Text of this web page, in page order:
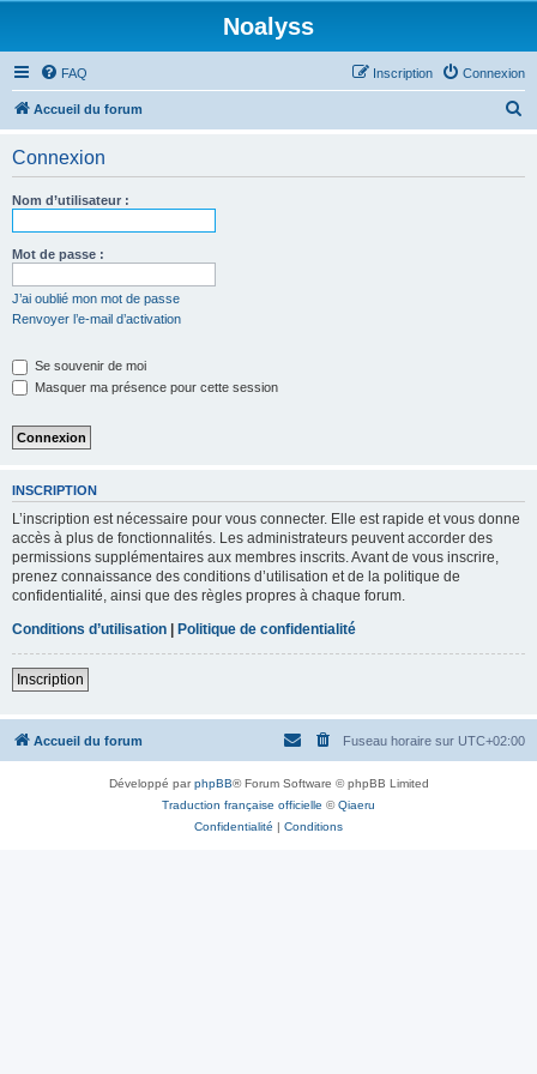
Noalyss
FAQ Connexion
Inscription
Accueil du forum
Connexion
Nom d’utilisateur :
Mot de passe :
J’ai oublié mon mot de passe
Renvoyer l’e-mail d’activation
Se souvenir de moi
Masquer ma présence pour cette session
INSCRIPTION
L’inscription est nécessaire pour vous connecter. Elle est rapide et vous donne
accès à plus de fonctionnalités. Les administrateurs peuvent accorder des
permissions supplémentaires aux membres inscrits. Avant de vous inscrire,
prenez connaissance des conditions d’utilisation et de la politique de
confidentialité, ainsi que des règles propres à chaque forum.
Conditions d’utilisation | Politique de confidentialité
Inscription
Accueil du forum Fuseau horaire sur UTC+02:00
Développé parphpBB® Forum Software © phpBB Limited
Traduction française officielle ©Qiaeru
Confidentialité | Conditions